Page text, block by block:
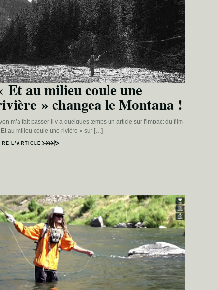
Et au milieu coule une
» changea le Montana !
m’a fait passer il y a quelques temps un article sur l’impact du film
Et au milieu coule une rivière » sur […]
L’ARTICLE